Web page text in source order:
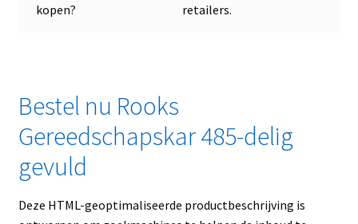
kopen?
retailers.
Bestel nu Rooks
Gereedschapskar 485-delig
gevuld
Deze HTML-geoptimaliseerde productbeschrijving is